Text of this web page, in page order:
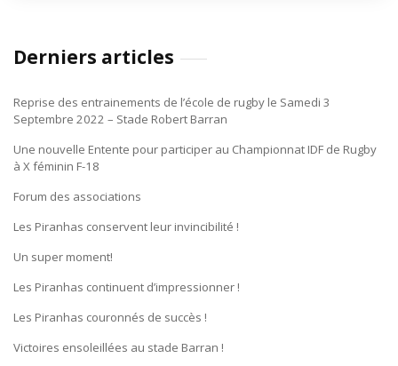
Derniers articles
Reprise des entrainements de l’école de rugby le Samedi 3
Septembre 2022 – Stade Robert Barran
Une nouvelle Entente pour participer au Championnat IDF de Rugby
à X féminin F-18
Forum des associations
Les Piranhas conservent leur invincibilité !
Un super moment!
Les Piranhas continuent d’impressionner !
Les Piranhas couronnés de succès !
Victoires ensoleillées au stade Barran !